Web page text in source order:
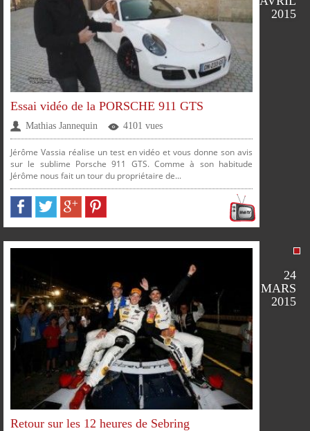
PLUS
SUR SUR SUR
2015
Essai vidéo de la PORSCHE 911 GTS
Mathias Jannequin 4101 vues
Jérôme Vassia réalise un test en vidéo et vous donne son avis
sur le sublime Porsche 911 GTS. Comme à son habitude
Jérôme nous fait un tour du propriétaire de...
24
MARS
2015
Retour sur les 12 heures de Sebring